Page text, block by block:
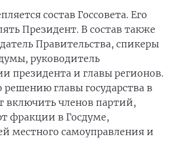
состав Госсовета. Его
Президент. В состав также
Правительства, спикеры
руководитель
президента и главы регионов.
решению главы государства в
включить членов партий,
фракции в Госдуме,
местного самоуправления и